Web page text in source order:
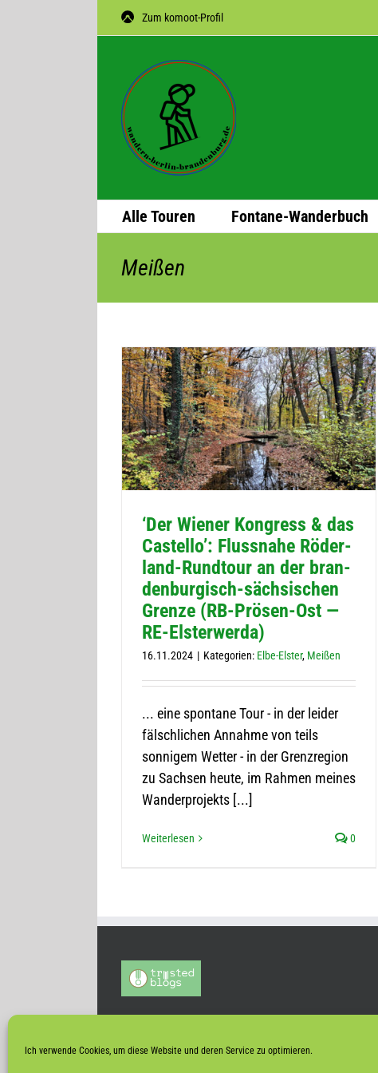
Ich verwende Cookies, um diese Website und deren Service zu optimieren.
Zum komoot-Profil
Alle Tou­ren Fon­­tane-Wan­­der­­buch
Meißen
‘Der Wie­ner Kon­gress & das
Cas­tello’: Fluss­nahe Röder­
land-Rund­tour an der bran­
den­bur­gisch-säch­si­schen
Grenze (RB-Prö­sen-Ost —
RE-Elsterwerda)
16.11.2024 | Kategorien: Elbe-Elster, Meißen
... eine spontane Tour - in der leider
fälschlichen Annahme von teils
sonnigem Wetter - in der Grenzregion
zu Sachsen heute, im Rahmen meines
Wanderprojekts [...]
Weiterlesen 0